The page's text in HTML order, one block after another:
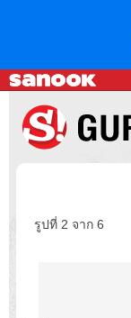
รูปที่ 2 จาก 6